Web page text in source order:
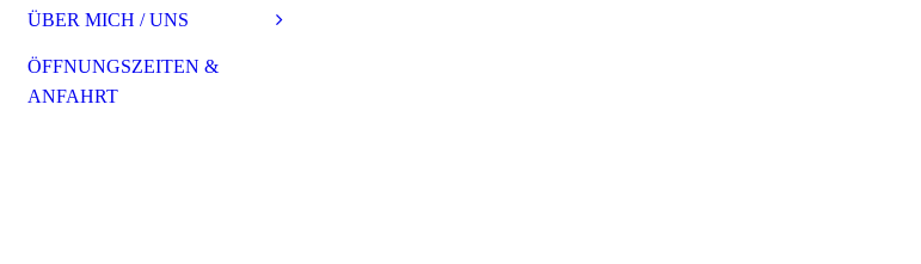
ÜBER MICH / UNS
ÖFFNUNGSZEITEN &
ANFAHRT